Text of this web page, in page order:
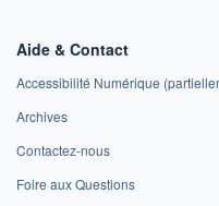
Aide & Contact
Accessibilité Numérique
Archives
Contactez-nous
Foire aux Questions